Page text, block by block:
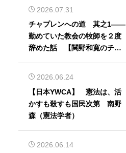
2026.07.31
チャプレンへの道 其之1――
勤めていた教会の牧師を２度
辞めた話 【関野和寛のチャ
2026.06.24
【日本YWCA】 憲法は、活
かすも殺すも国民次第 南野
森（憲法学者）
2026.06.14